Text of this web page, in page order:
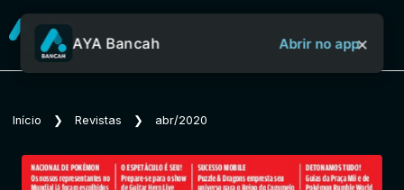
Sobre o Aya Bancah
Início
AYA Bancah Abrir no app×
Início ❯ Revistas ❯ abr/2020